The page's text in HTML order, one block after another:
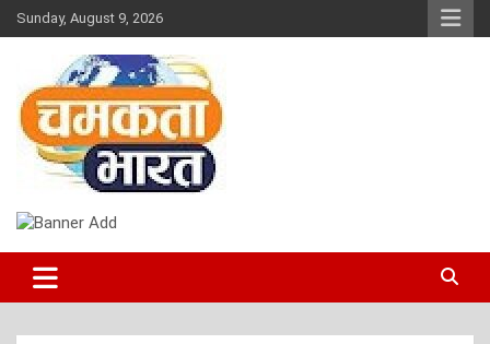
Skip
to
Sunday, August 9, 2026
CHAMAKTA BHARAT